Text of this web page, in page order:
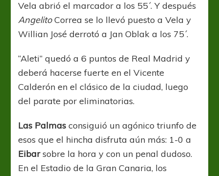
Vela abrió el marcador a los 55´. Y después
AngelitoCorrea se lo llevó puesto a Vela y
Willian José derrotó a Jan Oblak a los 75´.
“Aleti” quedó a 6 puntos de Real Madrid y
deberá hacerse fuerte en el Vicente
Calderón en el clásico de la ciudad, luego
del parate por eliminatorias.
Las Palmas consiguió un agónico triunfo de
esos que el hincha disfruta aún más: 1-0 a
Eibarsobre la hora y con un penal dudoso.
En el Estadio de la Gran Canaria, los